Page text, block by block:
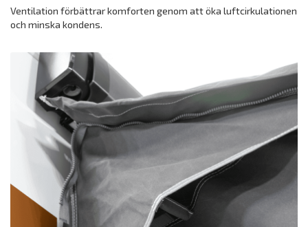
Ventilation förbättrar komforten genom att öka luftcirkulationen
och minska kondens.